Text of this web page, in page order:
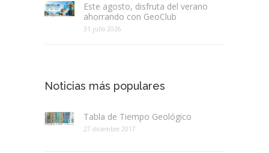
Este agosto, disfruta del verano
ahorrando con GeoClub
31 julio 2026
Noticias más populares
Tabla de Tiempo Geológico
27 diciembre 2017